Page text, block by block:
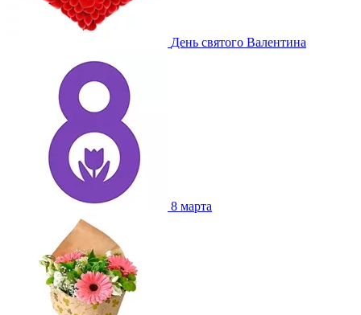
День святого Валентина
8 марта